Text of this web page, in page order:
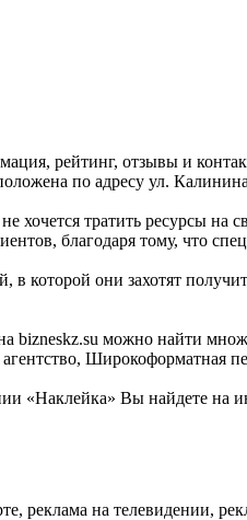
рейтинг, отзывы и
по адресу ул.
хочется тратить ресурсы
благодаря тому, что
в которой они захотят
можно найти
Широкоформатная
Вы найдете на
реклама на телевидении,